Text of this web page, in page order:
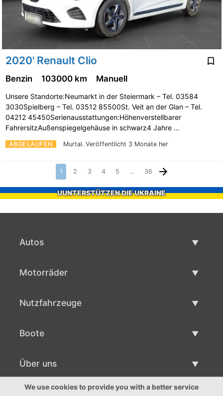
2020' Renault Clio
ABGELAUFEN Murtal. Veröffentlicht 3 Monate her
Benzin 103000 km Manuell
Unsere Standorte:Neumarkt in der Steiermark – Tel. 03584
3030Spielberg – Tel. 03512 85500St. Veit an der Glan – Tel.
04212 45450Serienausstattungen:Höhenverstellbarer
FahrersitzAußenspiegelgehäuse in schwarz4 Jahre …
1 2 3 4 5 … 36
UUNTERSTÜTZEN DIE UKRAINE
Autos
Motorräder
Nutzfahrzeuge
Boote
Bootsverkauf
Über uns
Über uns
We use cookies to provide you with a better service